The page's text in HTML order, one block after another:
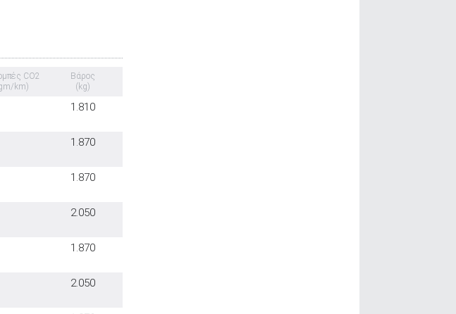
CO2
km)
Βάρος
(kg)
1.810
1.870
1.870
2.050
1.870
2.050